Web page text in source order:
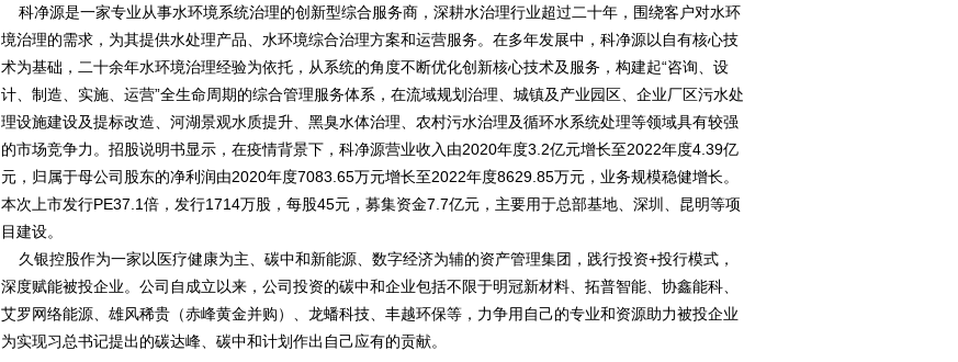
科净源是一家专业从事水环境系统治理的创新型综合服务商，深耕水治理行业超过二十年，围绕客户对水环
境治理的需求，为其提供水处理产品、水环境综合治理方案和运营服务。在多年发展中，科净源以自有核心技
术为基础，二十余年水环境治理经验为依托，从系统的角度不断优化创新核心技术及服务，构建起“咨询、设
计、制造、实施、运营”全生命周期的综合管理服务体系，在流域规划治理、城镇及产业园区、企业厂区污水处
理设施建设及提标改造、河湖景观水质提升、黑臭水体治理、农村污水治理及循环水系统处理等领域具有较强
的市场竞争力。招股说明书显示，在疫情背景下，科净源营业收入由2020年度3.2亿元增长至2022年度4.39亿
元，归属于母公司股东的净利润由2020年度7083.65万元增长至2022年度8629.85万元，业务规模稳健增长。
本次上市发行PE37.1倍，发行1714万股，每股45元，募集资金7.7亿元，主要用于总部基地、深圳、昆明等项
目建设。
久银控股作为一家以医疗健康为主、碳中和新能源、数字经济为辅的资产管理集团，践行投资+投行模式，
深度赋能被投企业。公司自成立以来，公司投资的碳中和企业包括不限于明冠新材料、拓普智能、协鑫能科、
艾罗网络能源、雄风稀贵（赤峰黄金并购）、龙蟠科技、丰越环保等，力争用自己的专业和资源助力被投企业
为实现习总书记提出的碳达峰、碳中和计划作出自己应有的贡献。